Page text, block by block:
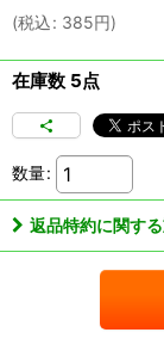
(税込: 385円)
在庫数 5点
数量:
返品特約に関す